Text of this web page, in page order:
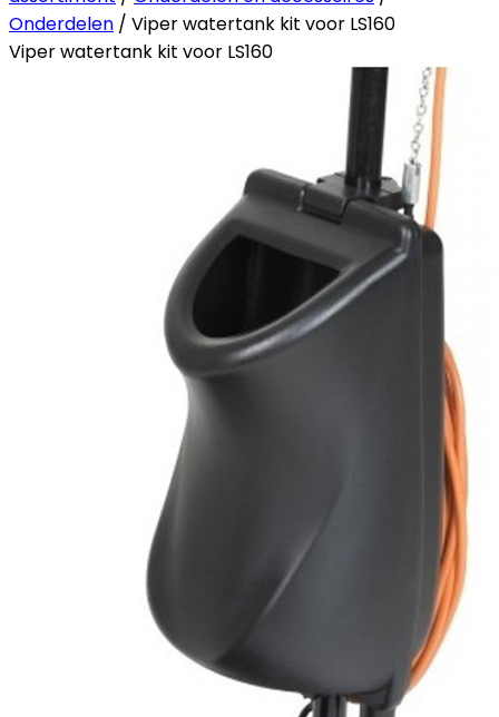
Onderdelen / Viper watertank kit voor LS160
Viper watertank kit voor LS160